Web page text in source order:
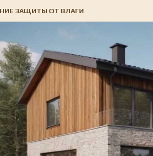
ЗАЩИТЫ ОТ ВЛАГИ